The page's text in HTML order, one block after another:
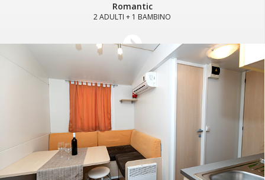
Romantic
2 ADULTI + 1 BAMBINO